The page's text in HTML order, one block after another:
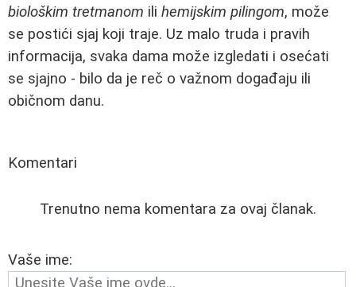
biološkim tretmanom ili hemijskim pilingom, može
se postići sjaj koji traje. Uz malo truda i pravih
informacija, svaka dama može izgledati i osećati
se sjajno - bilo da je reč o važnom događaju ili
običnom danu.
Komentari
Trenutno nema komentara za ovaj članak.
Vaše ime: